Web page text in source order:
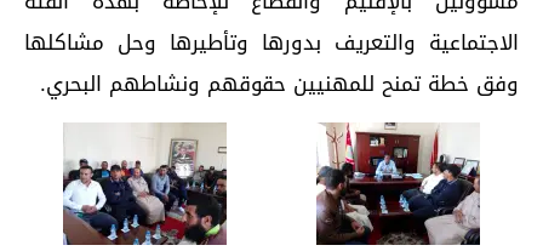
الاجتماعية والتعريف بدورها وتأطيرها وحل مشاكلها
وفق خطة تمنح للمهنيين حقوقهم ونشاطهم البحري.